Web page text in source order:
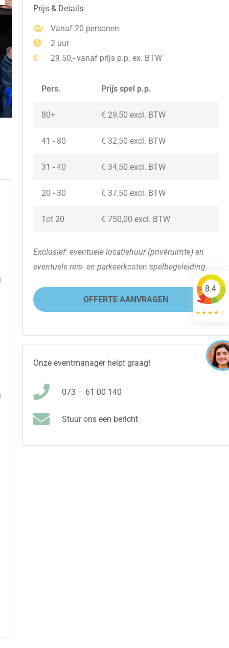
Prijs & Details
Vanaf 20 personen
2 uur
29.50,- vanaf prijs p.p. ex. BTW
Pers. Prijs spel p.p.
80+ € 29,50 excl. BTW
41 - 80 € 32,50 excl. BTW
31 - 40 € 34,50 excl. BTW
20 - 30 € 37,50 excl. BTW
Tot 20 € 750,00 excl. BTW
Exclusief: eventuele locatiehuur (privéruimte) en
eventuele reis- en parkeerkosten spelbegeleiding.
OFFERTE AANVRAGEN
Onze eventmanager helpt graag!
073 – 61 00 140
Stuur ons een bericht
8.4